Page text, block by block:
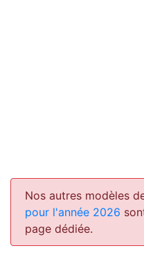
Nos autres modèles
pour l'année 2026
page dédiée.